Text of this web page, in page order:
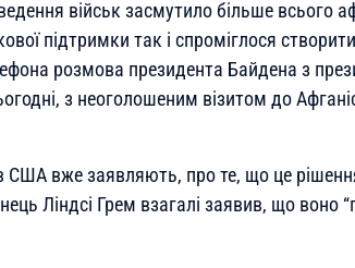
військ засмутило більше всього
підтримки так і спроміглося
розмова президента Байдена з
з неоголошеним візитом до
США вже заявляють, про те, що це
Ліндсі Грем взагалі заявив, що воно